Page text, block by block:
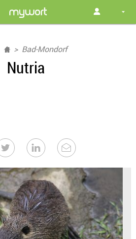
Bad-Mondorf
Nutria